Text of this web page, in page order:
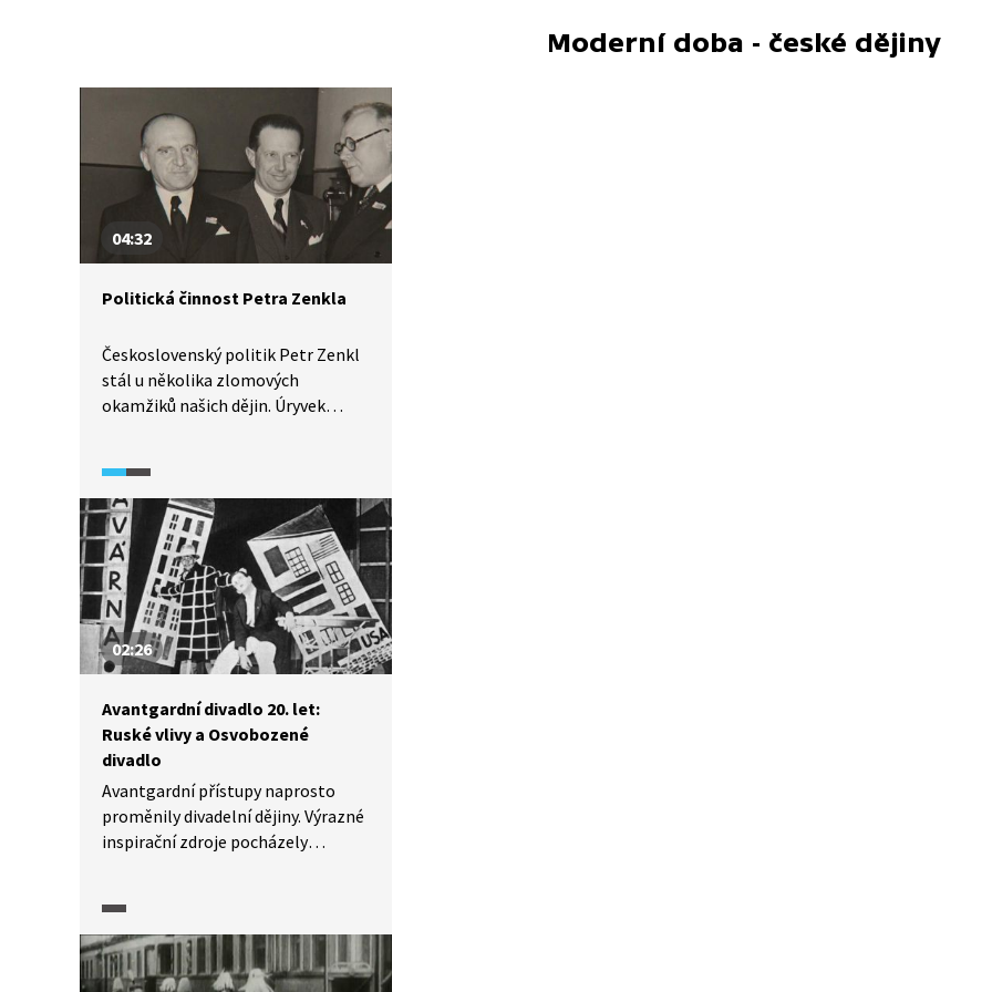
principy raného Osvobozeného
divadla.
Moderní doba - české dějiny
04:32
Politická činnost Petra Zenkla
Československý politik Petr Zenkl
stál u několika zlomových
okamžiků našich dějin. Úryvek
politickou činnost, kdy byl
předsedou národně socialistické
strany a po volbách v roce 1946
také místopředsedou vlády.
Ve videu zazní více i o jeho
spojitosti s únorem 1948, kdy
inicioval demisi nekomunistických
ministrů.
02:26
Avantgardní divadlo 20. let:
Ruské vlivy a Osvobozené
divadlo
Avantgardní přístupy naprosto
proměnily divadelní dějiny. Výrazné
inspirační zdroje pocházely
kteří stáli u zrodu Osvobozeného
divadla (tehdy ještě bez ikonické
dvojice V+W). Pasáž